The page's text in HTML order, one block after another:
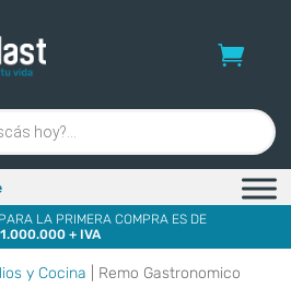
LA PRIMERA COMPRA ES DE
+ IVA
y Cocina | Remo Gastronomico